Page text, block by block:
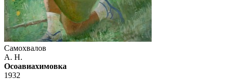
Самохвалов
А. Н.
Осоавиахимовка
1932